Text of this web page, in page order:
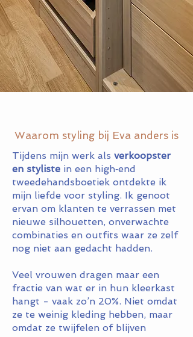
Waarom styling bij Eva anders is
Tijdens mijn werk als verkoopster
en styliste in een high‑end
tweedehandsboetiek ontdekte ik
mijn liefde voor styling. Ik genoot
ervan om klanten te verrassen met
nieuwe silhouetten, onverwachte
combinaties en outfits waar ze zelf
nog niet aan gedacht hadden.
Veel vrouwen dragen maar een
fractie van wat er in hun kleerkast
hangt - vaak zo’n 20%. Niet omdat
ze te weinig kleding hebben, maar
omdat ze twijfelen of blijven